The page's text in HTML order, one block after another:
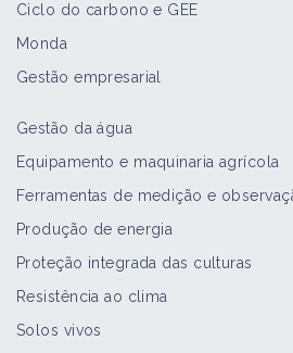
Ciclo do carbono e GEE
Monda
Gestão empresarial
Gestão da água
Equipamento e maquinaria agrícola
Ferramentas de medição e
Produção de energia
Proteção integrada das culturas
Resistência ao clima
Solos vivos